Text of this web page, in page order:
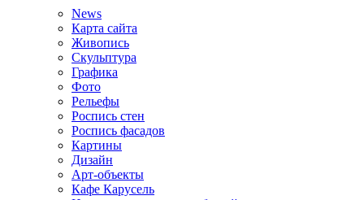
News
Карта сайта
Живопись
Скульптура
Графика
Фото
Рельефы
Роспись стен
Роспись фасадов
Картины
Дизайн
Арт-объекты
Кафе Карусель